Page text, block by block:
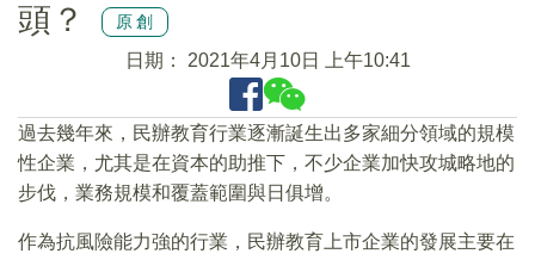
頭？
原創
日期： 2021年4月10日 上午10:41
過去幾年來，民辦教育行業逐漸誕生出多家細分領域的規模
性企業，尤其是在資本的助推下，不少企業加快攻城略地的
步伐，業務規模和覆蓋範圍與日俱增。
作為抗風險能力強的行業，民辦教育上市企業的發展主要在